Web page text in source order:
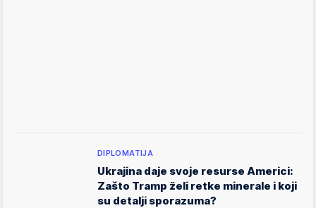
DIPLOMATIJA
Ukrajina daje svoje resurse Americi:
Zašto Tramp želi retke minerale i koji
su detalji sporazuma?